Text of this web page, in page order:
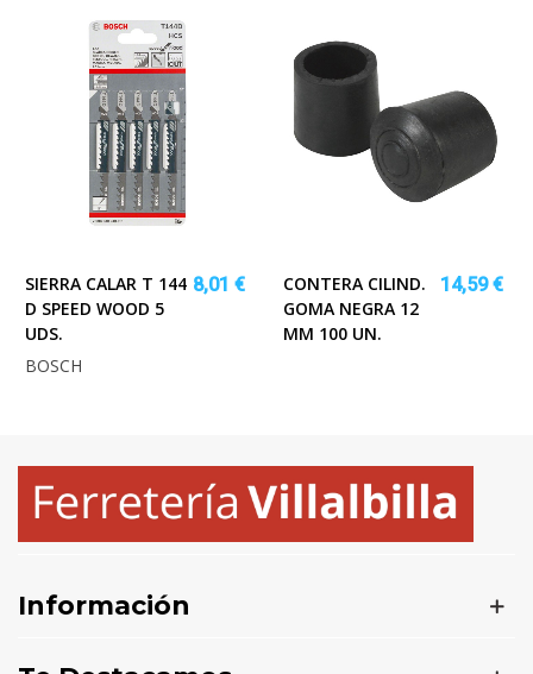
SIERRA CALAR T 144
D SPEED WOOD 5
UDS.
8,01 €
BOSCH
CONTERA CILIND.
GOMA NEGRA 12
MM 100 UN.
14,59 €
Información